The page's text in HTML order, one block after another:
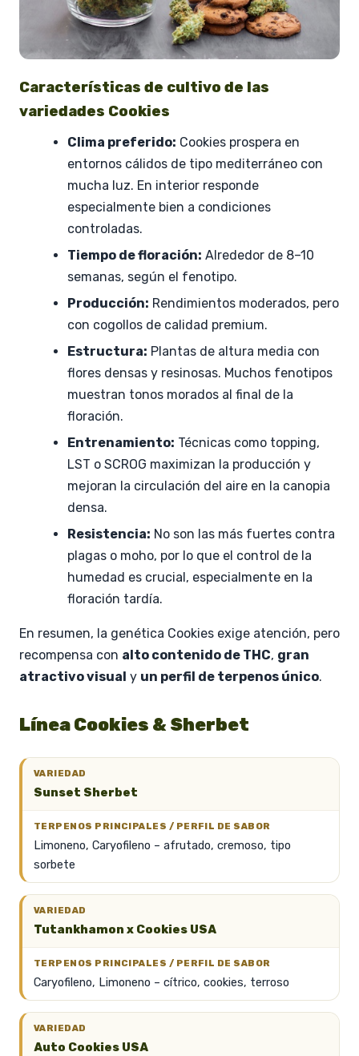
Características de cultivo de las
variedades Cookies
Clima preferido: Cookies prospera en
entornos cálidos de tipo mediterráneo con
mucha luz. En interior responde
especialmente bien a condiciones
controladas.
Tiempo de floración: Alrededor de 8–10
semanas, según el fenotipo.
Producción: Rendimientos moderados, pero
con cogollos de calidad premium.
Estructura: Plantas de altura media con
flores densas y resinosas. Muchos fenotipos
muestran tonos morados al final de la
floración.
Entrenamiento: Técnicas como topping,
LST o SCROG maximizan la producción y
mejoran la circulación del aire en la canopia
densa.
Resistencia: No son las más fuertes contra
plagas o moho, por lo que el control de la
humedad es crucial, especialmente en la
floración tardía.
En resumen, la genética Cookies exige atención, pero
recompensa con alto contenido de THC, gran
atractivo visual y un perfil de terpenos único.
Línea Cookies & Sherbet
Sunset Sherbet
Limoneno, Caryofileno – afrutado, cremoso, tipo
sorbete
Tutankhamon x Cookies USA
Caryofileno, Limoneno – cítrico, cookies, terroso
Auto Cookies USA